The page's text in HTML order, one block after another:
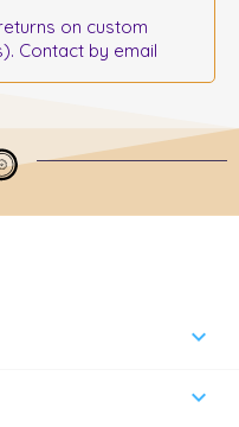
on custom
Contact by email

